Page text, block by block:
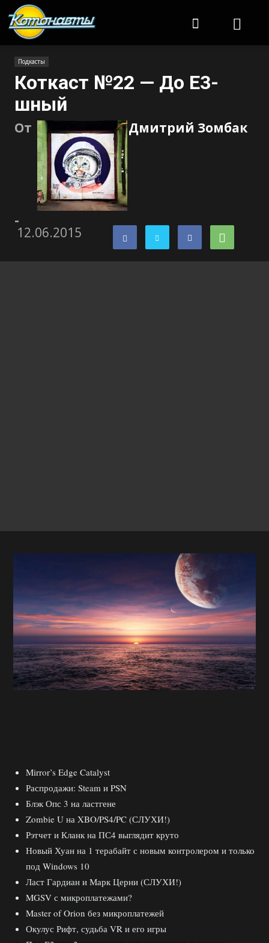
Подкасты
Коткаст №22 — До Е3-
шный
От Дмитрий Зомбак
-
12.06.2015
Mirror’s Edge Catalyst
Распродажи: Steam и PSN
Блэк Опс 3 на ластгене
Zombie U на XBO/PS4/PC (СЛУХИ!)
Рэтчет и Кланк на ПС4 выглядит круто
Новый Хуан на 1 терабайт с новым контролером и только
под Windows 10
Ласт Гардиан и Марк Церни (СЛУХИ!)
MGSV с микроплатежами?
Master of Orion без микроплатежей
Окулус Рифт, судьба VR и его игры